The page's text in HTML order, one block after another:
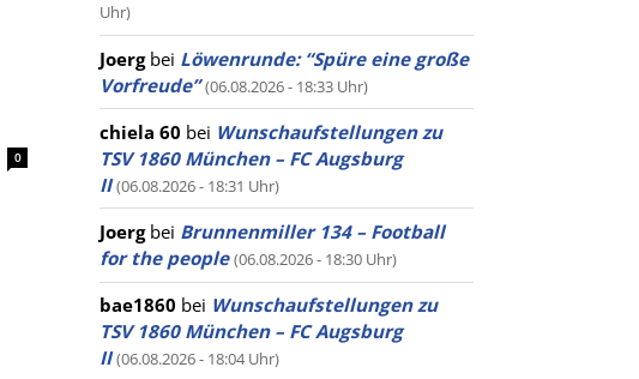
0
Uhr)
Joergbei Löwenrunde: “Spüre eine große
Vorfreude” (06.08.2026 - 18:33 Uhr)
chiela 60 bei Wunschaufstellungen zu
TSV 1860 München – FC Augsburg
II (06.08.2026 - 18:31 Uhr)
Joergbei Brunnenmiller 134 – Football
for the people (06.08.2026 - 18:30 Uhr)
bae1860 bei Wunschaufstellungen zu
TSV 1860 München – FC Augsburg
II (06.08.2026 - 18:04 Uhr)